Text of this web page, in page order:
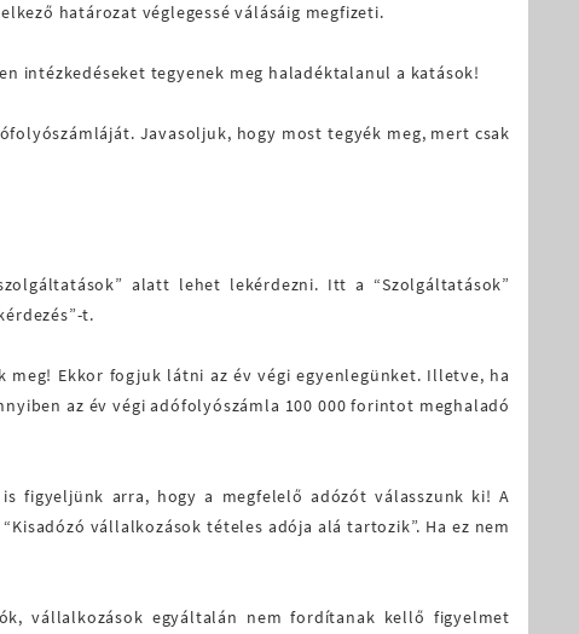
határozat véglegessé válásáig megfizeti.
intézkedéseket tegyenek meg haladéktalanul a katások!
Javasoljuk, hogy most tegyék meg, mert csak
alatt lehet lekérdezni. Itt a “Szolgáltatások”
t.
Ekkor fogjuk látni az év végi egyenlegünket. Illetve, ha
az év végi adófolyószámla 100 000 forintot meghaladó
figyeljünk arra, hogy a megfelelő adózót válasszunk ki! A
vállalkozások tételes adója alá tartozik”. Ha ez nem
vállalkozások egyáltalán nem fordítanak kellő figyelmet